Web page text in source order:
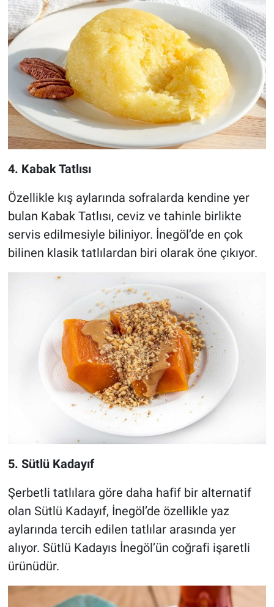
4. Kabak Tatlısı
Özellikle kış aylarında sofralarda kendine yer
bulan Kabak Tatlısı, ceviz ve tahinle birlikte
servis edilmesiyle biliniyor. İnegöl’de en çok
bilinen klasik tatlılardan biri olarak öne çıkıyor.
5. Sütlü Kadayıf
Şerbetli tatlılara göre daha hafif bir alternatif
olan Sütlü Kadayıf, İnegöl’de özellikle yaz
aylarında tercih edilen tatlılar arasında yer
alıyor. Sütlü Kadayıs İnegöl’ün coğrafi işaretli
ürünüdür.